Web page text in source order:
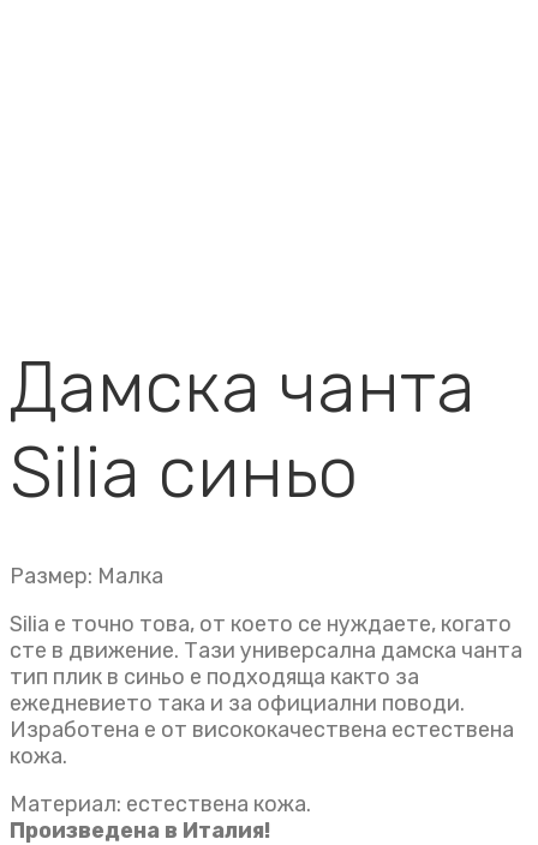
Дамска чанта
Silia синьо
Размер: Малка
Silia е точно това, от което се нуждаете, когато
сте в движение. Тази универсална дамска чанта
тип плик в синьо е подходяща както за
ежедневието така и за официални поводи.
Изработена е от висококачествена естествена
кожа.
Материал: естествена кожа.
Произведена в Италия!